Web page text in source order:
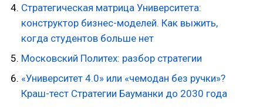
Стратегическая матрица Университета:
конструктор бизнес-моделей. Как выжить,
когда студентов больше нет
Московский Политех: разбор стратегии
«Университет 4.0» или «чемодан без ручки»?
Краш-тест Стратегии Бауманки до 2030 года